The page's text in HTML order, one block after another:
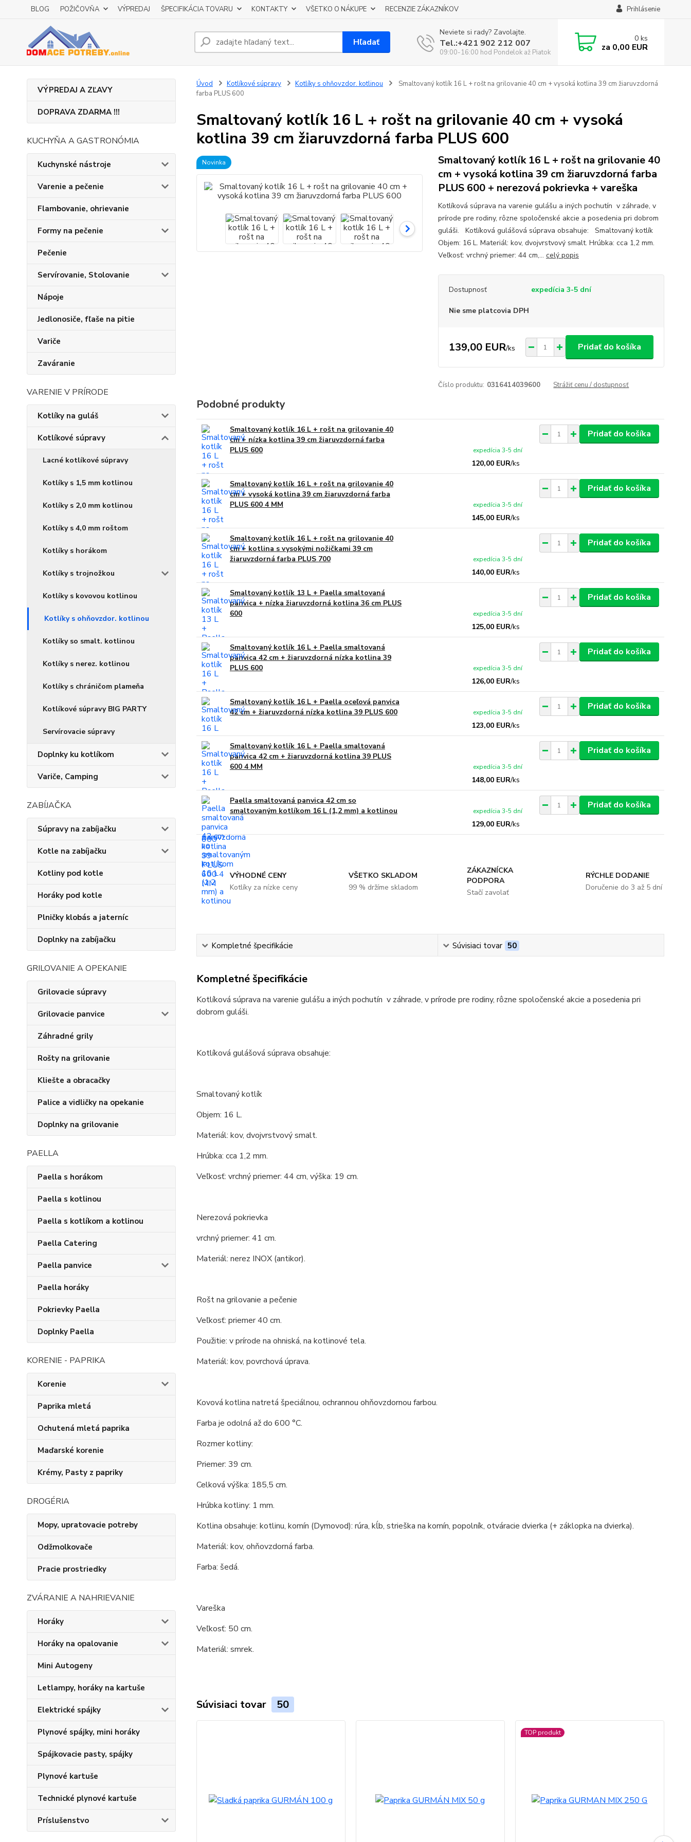
BLOG POŽIČOVŇA VÝPREDAJ ŠPECIFIKÁCIA TOVARU KONTAKTY VŠETKO O NÁKUPE RECENZIE ZÁKAZNÍKOV Prihlásenie
Hľadať
Neviete si rady? Zavolajte.
Tel.:+421 902 212 007
09:00-16:00 hod Pondelok až Piatok
0 ks
za 0,00 EUR
VÝPREDAJ A ZĽAVY
DOPRAVA ZDARMA !!!
KUCHYŇA A GASTRONÓMIA
Kuchynské nástroje
Varenie a pečenie
Flambovanie, ohrievanie
Formy na pečenie
Pečenie
Servírovanie, Stolovanie
Nápoje
Jedlonosiče, fľaše na pitie
Variče
Zaváranie
VARENIE V PRÍRODE
Kotlíky na guláš
Kotlíkové súpravy
Lacné kotlíkové súpravy
Kotlíky s 1,5 mm kotlinou
Kotlíky s 2,0 mm kotlinou
Kotlíky s 4,0 mm roštom
Kotlíky s horákom
Kotlíky s trojnožkou
Kotlíky s kovovou kotlinou
Kotlíky s ohňovzdor. kotlinou
Kotlíky so smalt. kotlinou
Kotlíky s nerez. kotlinou
Kotlíky s chráničom plameňa
Kotlíkové súpravy BIG PARTY
Servírovacie súpravy
Doplnky ku kotlíkom
Variče, Camping
ZABÍJAČKA
Súpravy na zabíjačku
Kotle na zabíjačku
Kotliny pod kotle
Horáky pod kotle
Plničky klobás a jaterníc
Doplnky na zabíjačku
GRILOVANIE A OPEKANIE
Grilovacie súpravy
Grilovacie panvice
Záhradné grily
Rošty na grilovanie
Kliešte a obracačky
Palice a vidličky na opekanie
Doplnky na grilovanie
PAELLA
Paella s horákom
Paella s kotlinou
Paella s kotlíkom a kotlinou
Paella Catering
Paella panvice
Paella horáky
Pokrievky Paella
Doplnky Paella
KORENIE - PAPRIKA
Korenie
Paprika mletá
Ochutená mletá paprika
Maďarské korenie
Krémy, Pasty z papriky
DROGÉRIA
Mopy, upratovacie potreby
Odžmolkovače
Pracie prostriedky
ZVÁRANIE A NAHRIEVANIE
Horáky
Horáky na opalovanie
Mini Autogeny
Letlampy, horáky na kartuše
Elektrické spájky
Plynové spájky, mini horáky
Spájkovacie pasty, spájky
Plynové kartuše
Technické plynové kartuše
Príslušenstvo
Úvod Kotlíkové súpravy Kotlíky s ohňovzdor. kotlinou
Smaltovaný kotlík 16 L + rošt na grilovanie 40 cm + vysoká kotlina 39 cm žiaruvzdorná
farba PLUS 600
Smaltovaný kotlík 16 L + rošt na grilovanie 40 cm + vysoká
kotlina 39 cm žiaruvzdorná farba PLUS 600
Novinka
Smaltovaný kotlík 16 L + rošt na grilovanie 40
cm + vysoká kotlina 39 cm žiaruvzdorná farba
PLUS 600 + nerezová pokrievka + vareška
Kotlíková súprava na varenie gulášu a iných pochutín v záhrade, v
prírode pre rodiny, rôzne spoločenské akcie a posedenia pri dobrom
guláši. Kotlíková gulášová súprava obsahuje: Smaltovaný kotlík
Objem: 16 L. Materiál: kov, dvojvrstvový smalt. Hrúbka: cca 1,2 mm.
Veľkosť: vrchný priemer: 44 cm,... celý popis
Dostupnosť expedícia 3-5 dní
Nie sme platcovia DPH
139,00 EUR/ks Pridať do košíka
Číslo produktu: 0316414039600 Strážiť cenu / dostupnosť
Podobné produkty
Smaltovaný kotlík 16 L + rošt na grilovanie 40
cm + nízka kotlina 39 cm žiaruvzdorná farba
PLUS 600
120,00 EUR/ks
expedícia 3-5 dní
Pridať do košíka
Smaltovaný kotlík 16 L + rošt na grilovanie 40
cm + vysoká kotlina 39 cm žiaruvzdorná farba
PLUS 600 4 MM
145,00 EUR/ks
expedícia 3-5 dní
Pridať do košíka
Smaltovaný kotlík 16 L + rošt na grilovanie 40
cm + kotlina s vysokými nožičkami 39 cm
žiaruvzdorná farba PLUS 700
140,00 EUR/ks
expedícia 3-5 dní
Pridať do košíka
Smaltovaný kotlík 13 L + Paella smaltovaná
panvica + nízka žiaruvzdorná kotlina 36 cm PLUS
600
125,00 EUR/ks
expedícia 3-5 dní
Pridať do košíka
Smaltovaný kotlík 16 L + Paella smaltovaná
panvica 42 cm + žiaruvzdorná nízka kotlina 39
PLUS 600
126,00 EUR/ks
expedícia 3-5 dní
Pridať do košíka
Smaltovaný kotlík 16 L + Paella oceľová panvica
42 cm + žiaruvzdorná nízka kotlina 39 PLUS 600
123,00 EUR/ks
expedícia 3-5 dní
Pridať do košíka
Smaltovaný kotlík 16 L + Paella smaltovaná
panvica 42 cm + žiaruvzdorná kotlina 39 PLUS
600 4 MM
148,00 EUR/ks
expedícia 3-5 dní
Pridať do košíka
Paella smaltovaná panvica 42 cm so
smaltovaným kotlíkom 16 L (1,2 mm) a kotlinou
129,00 EUR/ks
expedícia 3-5 dní
Pridať do košíka
VÝHODNÉ CENY
Kotlíky za nízke ceny
VŠETKO SKLADOM
99 % držíme skladom
ZÁKAZNÍCKA
PODPORA
Stačí zavolať
RÝCHLE DODANIE
Doručenie do 3 až 5 dní
Kompletné špecifikácie Súvisiaci tovar 50
Kompletné špecifikácie
Kotlíková súprava na varenie gulášu a iných pochutín v záhrade, v prírode pre rodiny, rôzne spoločenské akcie a posedenia pri
dobrom guláši.
Kotlíková gulášová súprava obsahuje:
Smaltovaný kotlík
Objem: 16 L.
Materiál: kov, dvojvrstvový smalt.
Hrúbka: cca 1,2 mm.
Veľkosť: vrchný priemer: 44 cm, výška: 19 cm.
Nerezová pokrievka
vrchný priemer: 41 cm.
Materiál: nerez INOX (antikor).
Rošt na grilovanie a pečenie
Veľkosť: priemer 40 cm.
Použitie: v prírode na ohniská, na kotlinové tela.
Materiál: kov, povrchová úprava.
Kovová kotlina natretá špeciálnou, ochrannou ohňovzdornou farbou.
Farba je odolná až do 600 °C.
Rozmer kotliny:
Priemer: 39 cm.
Celková výška: 185,5 cm.
Hrúbka kotliny: 1 mm.
Kotlina obsahuje: kotlinu, komín (Dymovod): rúra, kĺb, strieška na komín, popolník, otváracie dvierka (+ záklopka na dvierka).
Materiál: kov, ohňovzdorná farba.
Farba: šedá.
Vareška
Veľkosť: 50 cm.
Materiál: smrek.
Súvisiaci tovar 50
TOP produkt